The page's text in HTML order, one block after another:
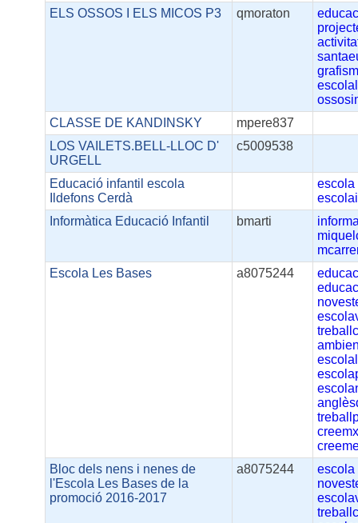
ELS OSSOS I ELS MICOS P3
qmoraton
CLASSE DE KANDINSKY
mpere837
LOS VAILETS.BELL-LLOC D'
URGELL
c5009538
Educació infantil escola
Ildefons Cerdà
escola
Informàtica Educació Infantil
bmarti
Escola Les Bases
a8075244
Bloc dels nens i nenes de
l'Escola Les Bases de la
promoció 2016-2017
a8075244
escola